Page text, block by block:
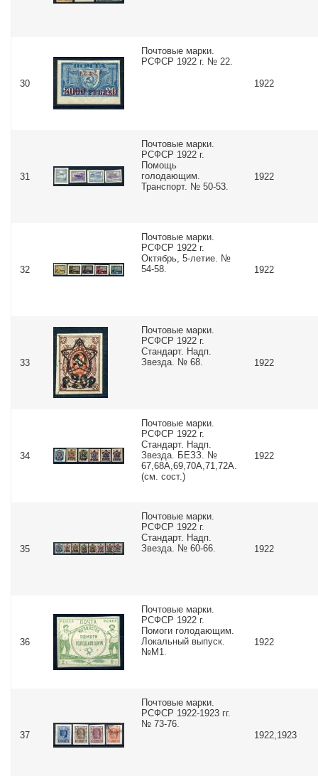
30
Почтовые марки.
РСФСР 1922 г. № 22.
1922
31
Почтовые марки.
РСФСР 1922 г.
Помощь
голодающим.
Транспорт. № 50-53.
1922
32
Почтовые марки.
РСФСР 1922 г.
Октябрь, 5-летие. №
54-58.
1922
33
Почтовые марки.
РСФСР 1922 г.
Стандарт. Надп.
Звезда. № 68.
1922
34
Почтовые марки.
РСФСР 1922 г.
Стандарт. Надп.
Звезда. БЕЗЗ. №
67,68А,69,70А,71,72А.
(см. сост.)
1922
35
Почтовые марки.
РСФСР 1922 г.
Стандарт. Надп.
Звезда. № 60-66.
1922
36
Почтовые марки.
РСФСР 1922 г.
Помоги голодающим.
Локальный выпуск.
№М1.
1922
37
Почтовые марки.
РСФСР 1922-1923 гг.
№ 73-76.
1922,1923